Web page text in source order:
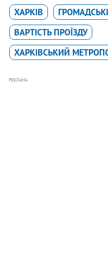
ХАРКІВ
ВАРТІСТЬ ПРОЇЗДУ
ХАРКІВСЬКИЙ
РЕКЛАМА